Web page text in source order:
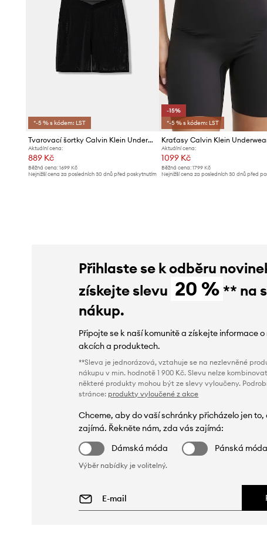
*-5 % s kódem: LST
Tvarovací šortky Calvin Klein Underwear
Aktuální cena:
889 Kč
Běžná cena: 1699 Kč
Nejnižší cena za posledních 30 dnů před poskytnutím
-15%
*-5 % s kódem: LST
Kraťasy Calvin Klein
Aktuální cena:
1099 Kč
Běžná cena:1799 Kč
Nejnižší cena za posledních 30 dnů před
Přihlaste se k odběru
získejte slevu 20 % ** na
nákup.
Připojte se k naší komunitě a získejte informace
akcích a produktech.
**Sleva je jednorázová, vztahuje se na nezlevněné
nákupu v min. hodnotě 1 900 Kč. Slevu nelze
některé produkty mohou být ze slevy vyloučeny.
stránce: produkty vyloučené z akce
Chceme, aby do vaší schránky přicházelo jen
zajímá. Řekněte nám, zda vás zajímá:
Dámská móda
Pánská móda
Výběr nabídky je volitelný.